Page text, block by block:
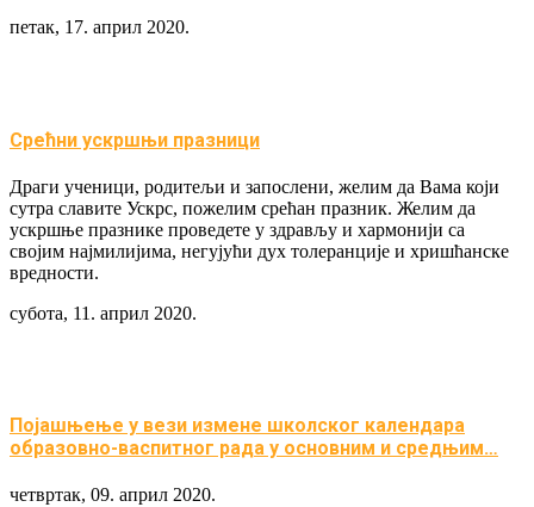
петак, 17. април 2020.
Срећни ускршњи празници
Драги ученици, родитељи и запослени, желим да Вама који
сутра славите Ускрс, пожелим срећан празник. Желим да
ускршње празнике проведете у здрављу и хармонији са
својим најмилијима, негујући дух толеранције и хришћанске
вредности.
субота, 11. април 2020.
Појашњење у вези измене школског календара
образовно-васпитног рада у основним и средњим…
четвртак, 09. април 2020.